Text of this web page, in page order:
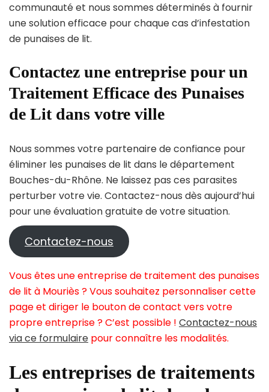
communauté et nous sommes déterminés à fournir
une solution efficace pour chaque cas d’infestation
de punaises de lit.
Contactez une entreprise pour un
Traitement Efficace des Punaises
de Lit dans votre ville
Nous sommes votre partenaire de confiance pour
éliminer les punaises de lit dans le département
Bouches-du-Rhône. Ne laissez pas ces parasites
perturber votre vie. Contactez-nous dès aujourd’hui
pour une évaluation gratuite de votre situation.
Contactez-nous
Vous êtes une entreprise de traitement des punaises
de lit à Mouriès ? Vous souhaitez personnaliser cette
page et diriger le bouton de contact vers votre
propre entreprise ? C’est possible ! Contactez-nous
via ce formulaire pour connaître les modalités.
Les entreprises de traitements